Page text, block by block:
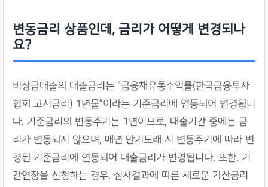
변동금리 상품인데, 금리가 어떻게 변경되나
요?
비상금대출의 대출금리는 “금융채유통수익률(한국금융투자
협회 고시금리) 1년물”이라는 기준금리에 연동되어 변경됩니
다. 기준금리의 변동주기는 1년이므로, 대출기간 중에는 금
리가 변동되지 않으며, 매년 만기도래 시 변동주기에 따라 변
경된 기준금리에 연동되어 대출금리가 변경됩니다. 또한, 기
간연장을 신청하는 경우, 심사결과에 따른 새로운 가산금리